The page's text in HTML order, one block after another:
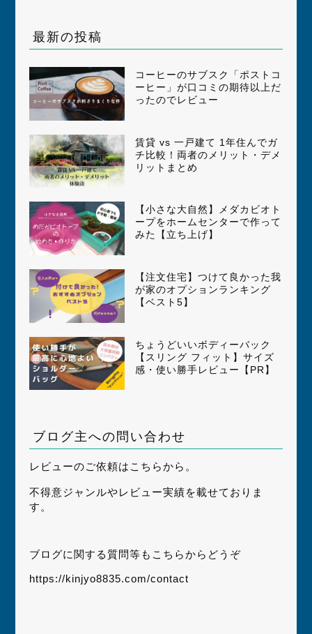
最新の投稿
コーヒーのサブスク「ポストコ
ーヒー」が口コミの期待以上だ
ったのでレビュー
賃貸 vs 一戸建て 1年住んでガ
チ比較！両者のメリット・デメ
リットまとめ
【小さな大自然】メダカビオト
ープをホームセンターで作って
みた【立ち上げ】
【注文住宅】つけて良かった我
が家のオプションランキング
【ベスト5】
ちょうどいいボディーバック
【スリング フィット】サイズ
感・使い勝手レビュー【PR】
ブログ主への問い合わせ
レビューのご依頼はこちらから。
不得意ジャンルやレビュー実績を載せておりま
す。
ブログに関する質問等もこちらからどうぞ
https://kinjyo8835.com/contact